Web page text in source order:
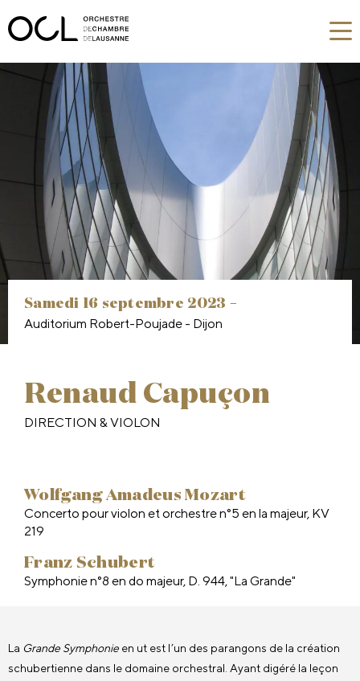
samedi 16 septembre 2023 –
Auditorium Robert-Poujade - Dijon
Renaud Capuçon
DIRECTION & VIOLON
Wolfgang Amadeus Mozart
Concerto pour violon et orchestre n°5 en la majeur, KV
219
Franz Schubert
Symphonie n°8 en do majeur, D. 944, "La Grande"
La Grande Symphonie en ut est l’un des parangons de la création
schubertienne dans le domaine orchestral. Ayant digéré la leçon